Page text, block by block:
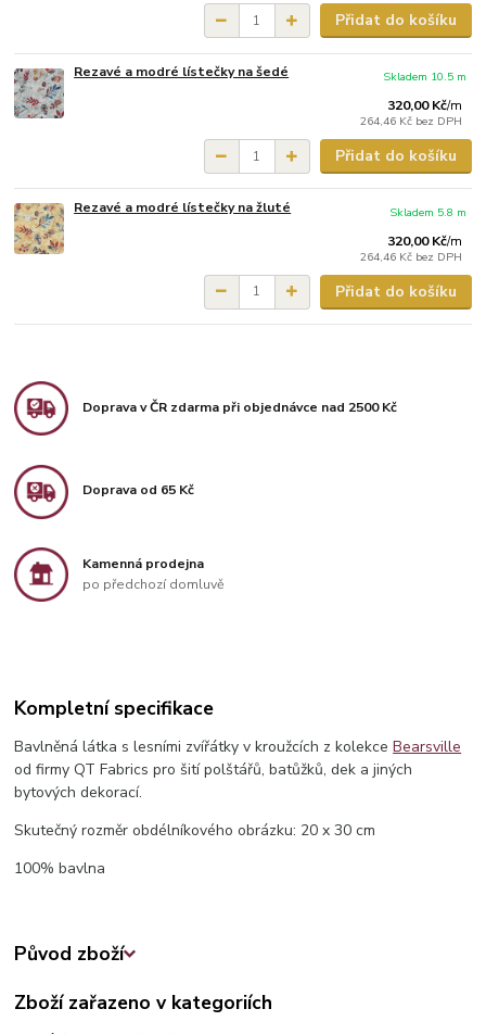
Přidat do košíku
Rezavé a modré lístečky na šedé
320,00 Kč/m
264,46 Kč bez DPH
Skladem 10.5 m
Přidat do košíku
Rezavé a modré lístečky na žluté
320,00 Kč/m
264,46 Kč bez DPH
Skladem 5.8 m
Přidat do košíku
Doprava v ČR zdarma při objednávce nad 2500 Kč
Doprava od 65 Kč
Kamenná prodejna
po předchozí domluvě
Kompletní specifikace
Bavlněná látka s lesními zvířátky v kroužcích z kolekceBearsville
od firmy QT Fabrics pro šití polštářů, batůžků, dek a jiných
bytových dekorací.
Skutečný rozměr obdélníkového obrázku: 20 x 30 cm
100% bavlna
Původ zboží
Zboží zařazeno v kategoriích